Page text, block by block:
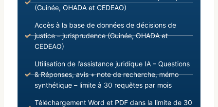
(Guinée, OHADA et CEDEAO)
Accès à la base de données de décisions de
justice – jurisprudence (Guinée, OHADA et
CEDEAO)
Utilisation de l’assistance juridique IA – Questions
& Réponses, avis + note de recherche, mémo
synthétique – limite à 30 requêtes par mois
Téléchargement Word et PDF dans la limite de 30